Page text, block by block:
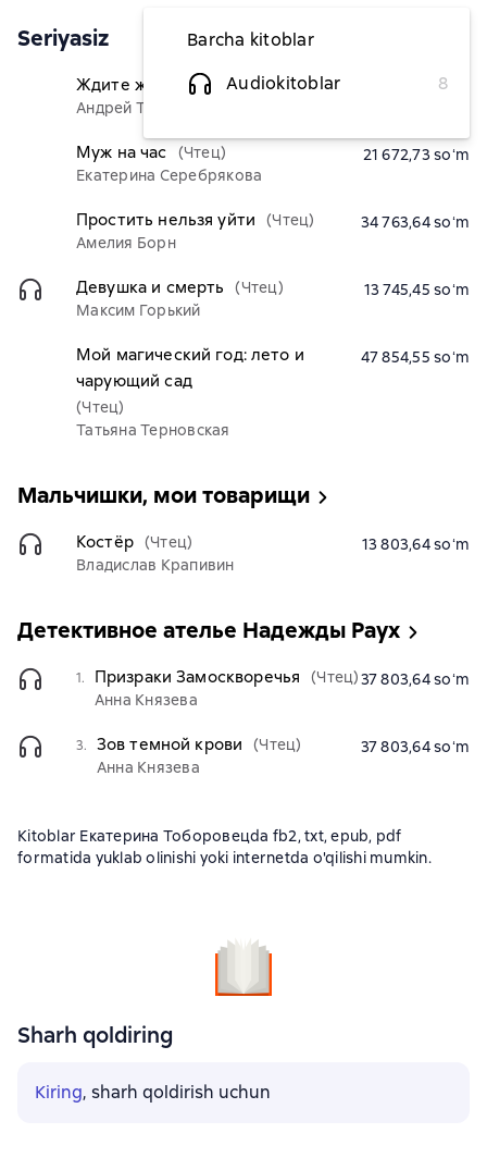
Barcha kitoblar
Audiokitoblar
8
Seriyasiz
Ждите женщину!
(Чтец)
Андрей Толкачев
39 127,27 soʻm
Муж на час
(Чтец)
Екатерина Серебрякова
21 672,73 soʻm
Простить нельзя уйти
(Чтец)
Амелия Борн
34 763,64 soʻm
Девушка и смерть
(Чтец)
Максим Горький
13 745,45 soʻm
Мой магический год: лето и
чарующий сад
(Чтец)
Татьяна Терновская
47 854,55 soʻm
Мальчишки, мои товарищи
Костёр (Чтец)
Владислав Крапивин
13 803,64 soʻm
Детективное ателье Надежды Раух
1. Призраки Замоскворечья
(Чтец)
Анна Князева
37 803,64 soʻm
3. Зов темной крови
(Чтец)
Анна Князева
37 803,64 soʻm
Kitoblar Екатерина Тоборовецda fb2, txt, epub, pdf
formatida yuklab olinishi yoki internetda o'qilishi mumkin.
Sharh qoldiring
Kiring, sharh qoldirish uchun